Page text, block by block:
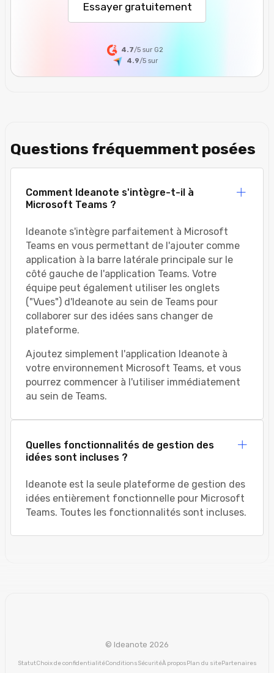
Essayer gratuitement
4.7/5 sur G2
4.9/5sur
Questions fréquemment posées
Comment Ideanote s'intègre-t-il à
Microsoft Teams ?
Ideanote s'intègre parfaitement à Microsoft
Teams en vous permettant de l'ajouter comme
application à la barre latérale principale sur le
côté gauche de l'application Teams. Votre
équipe peut également utiliser les onglets
("Vues") d'Ideanote au sein de Teams pour
collaborer sur des idées sans changer de
plateforme.
Ajoutez simplement l'application Ideanote à
votre environnement Microsoft Teams, et vous
pourrez commencer à l'utiliser immédiatement
au sein de Teams.
Quelles fonctionnalités de gestion des
idées sont incluses ?
Ideanote est la seule plateforme de gestion des
idées entièrement fonctionnelle pour Microsoft
Teams. Toutes les fonctionnalités sont incluses.
© Ideanote 2026
StatutChoix de confidentialitéConditionsSécuritéÀ proposPlan du sitePartenaires